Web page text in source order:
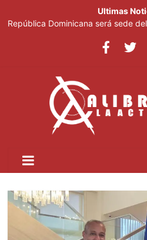
Ultimas
República Dominicana será sede
Imbornales tapados agravan
El Gobierno pondrá en marcha un
agricultura a nivel nacional
José Antonio Kast anuncia reforma